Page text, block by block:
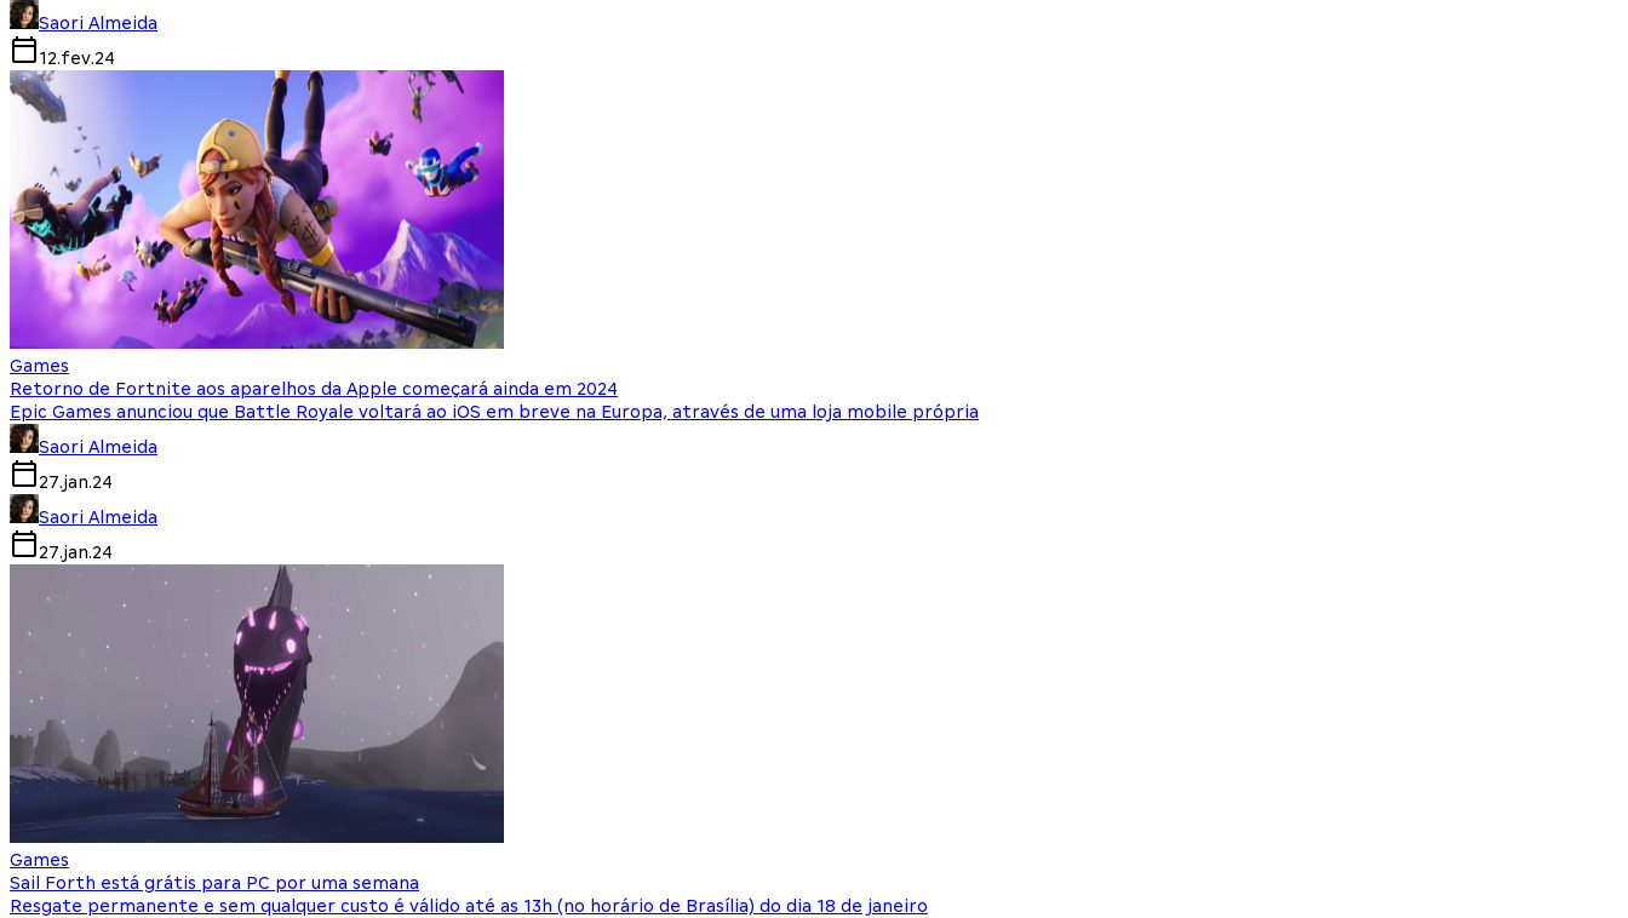
Saori Almeida
12.fev.24
Games
Retorno de Fortnite aos aparelhos da Apple começará ainda em 2024
Epic Games anunciou que Battle Royale voltará ao iOS em breve na Europa, através de uma loja mobile própria
Saori Almeida
27.jan.24
Saori Almeida
27.jan.24
Games
Sail Forth está grátis para PC por uma semana
Resgate permanente e sem qualquer custo é válido até as 13h (no horário de Brasília) do dia 18 de janeiro